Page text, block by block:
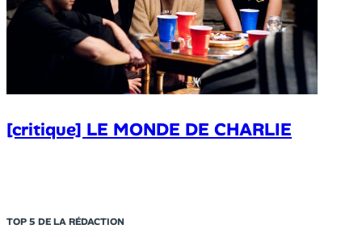
[critique] LE MONDE DE CHARLIE
TOP 5 DE LA RÉDACTION